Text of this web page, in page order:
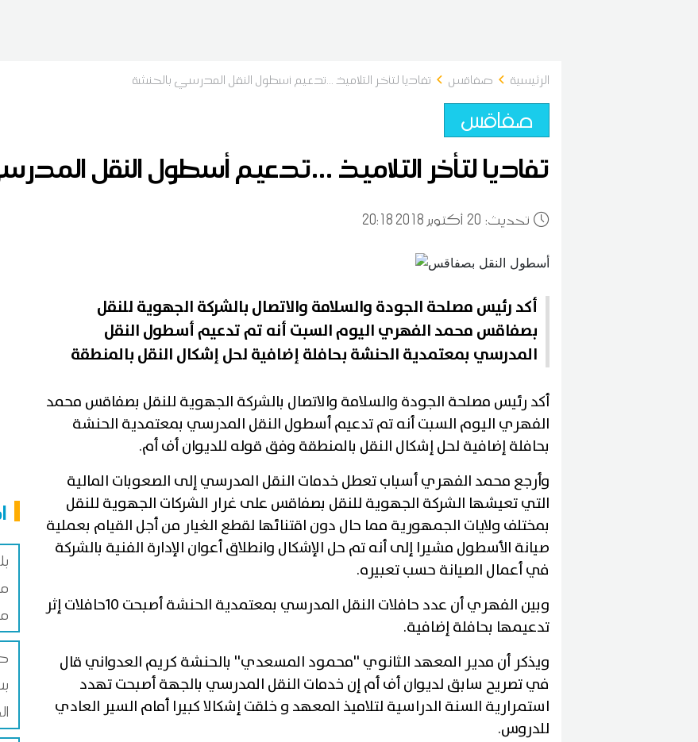
الرئيسية صفاقس تفاديا لتأخر التلاميذ ...تدعيم أسطول النقل المدرسي بالحنشة
صفاقس
تفاديا لتأخر التلاميذ ...تدعيم أسطول النقل
:تحديث 20 20:18 2018 أكتوبر
أكد رئيس مصلحة الجودة والسلامة والاتصال بالشركة الجهوية للنقل
بصفاقس محمد الفهري اليوم السبت أنه تم تدعيم أسطول النقل
المدرسي بمعتمدية الحنشة بحافلة إضافية لحل إشكال النقل بالمنطقة
أكد رئيس مصلحة الجودة والسلامة والاتصال بالشركة الجهوية للنقل بصفاقس محمد
الفهري اليوم السبت أنه تم تدعيم أسطول النقل المدرسي بمعتمدية الحنشة
بحافلة إضافية لحل إشكال النقل بالمنطقة وفق قوله للديوان أف أم.
وأرجع محمد الفهري أسباب تعطل خدمات النقل المدرسي إلى الصعوبات المالية
التي تعيشها الشركة الجهوية للنقل بصفاقس على غرار الشركات الجهوية للنقل
بمختلف ولايات الجمهورية مما حال دون اقتنائها لقطع الغيار من أجل القيام بعملية
صيانة الأسطول مشيرا إلى أنه تم حل الإشكال وانطلاق أعوان الإدارة الفنية بالشركة
في أعمال الصيانة حسب تعبيره.
وبين الفهري أن عدد حافلات النقل المدرسي بمعتمدية الحنشة أصبحت 10حافلات إثر
تدعيمها بحافلة إضافية.
ويذكر أن مدير المعهد الثانوي ''محمود المسعدي'' بالحنشة كريم العدواني قال
في تصريح سابق لديوان أف أم إن خدمات النقل المدرسي بالجهة أصبحت تهدد
استمرارية السنة الدراسية لتلاميذ المعهد و خلقت إشكالا كبيرا أمام السير العادي
للدروس.